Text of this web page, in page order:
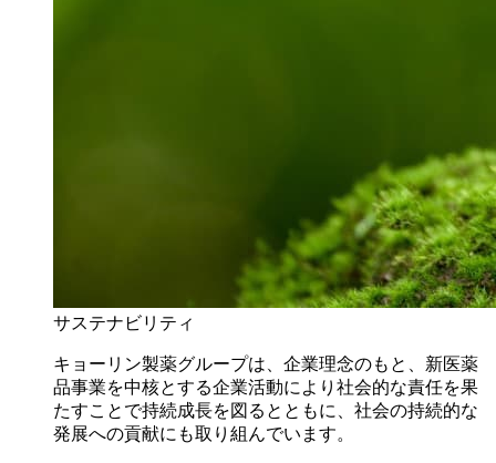
サステナビリティ
キョーリン製薬グループは、企業理念のもと、新医薬
品事業を中核とする企業活動により社会的な責任を果
たすことで持続成長を図るとともに、社会の持続的な
発展への貢献にも取り組んでいます。